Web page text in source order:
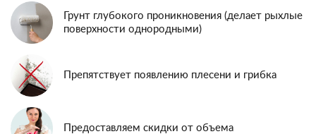
Грунт глубокого проникновения (делает рыхлые
поверхности однородными)
Препятствует появлению плесени и грибка
Предоставляем скидки от объема